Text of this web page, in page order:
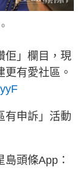
佢」欄目，現
有愛社區。
有申訴」活動
頭條App：